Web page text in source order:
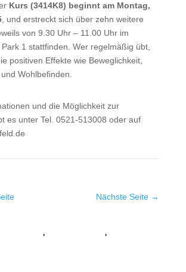
Kurs (3414K8) beginnt am Montag,
, und erstreckt sich über zehn weitere
von 9.30 Uhr – 11.00 Uhr im
1 stattfinden. Wer regelmäßig übt,
positiven Effekte wie Beweglichkeit,
Wohlbefinden.
und die Möglichkeit zur
es unter Tel. 0521-513008 oder auf
Nächste Seite →
Whatsapp Twitter